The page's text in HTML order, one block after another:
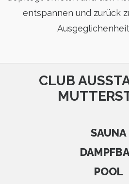
entspannen und zurück
CLUB
SAUNA
POOL